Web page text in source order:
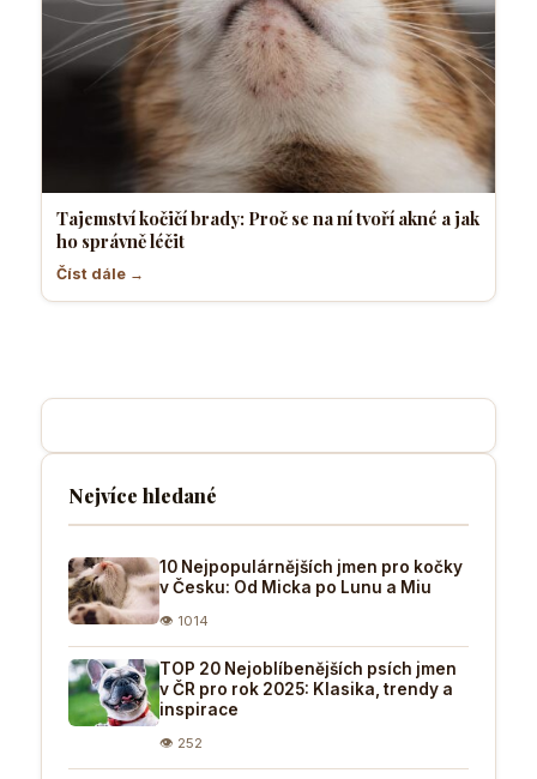
Tajemství kočičí brady: Proč se na ní tvoří akné a jak
ho správně léčit
Číst dále →
Nejvíce hledané
10 Nejpopulárnějších jmen pro kočky
v Česku: Od Micka po Lunu a Miu
👁 1014
TOP 20 Nejoblíbenějších psích jmen
v ČR pro rok 2025: Klasika, trendy a
inspirace
👁 252